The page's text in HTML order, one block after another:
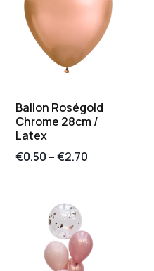
Ballon Roségold
Chrome 28cm /
Latex
€0.50 –€2.70